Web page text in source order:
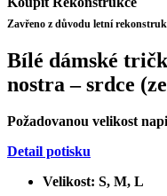
Zavřeno z důvodu letní
Bílé dámské
nostra – srdce
Požadovanou velikost
Detail potisku
Velikost: S, M, L